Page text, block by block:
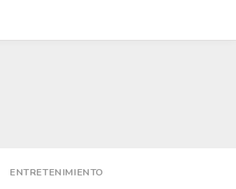
ENTRETENIMIENTO